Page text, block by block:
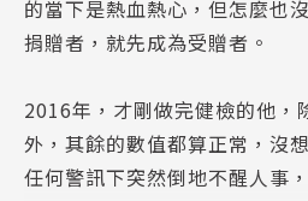
的當下是熱血熱心，但怎麼也
捐贈者，就先成為受贈者。
2016年，才剛做完健檢的他，
外，其餘的數值都算正常，沒
任何警訊下突然倒地不醒人事